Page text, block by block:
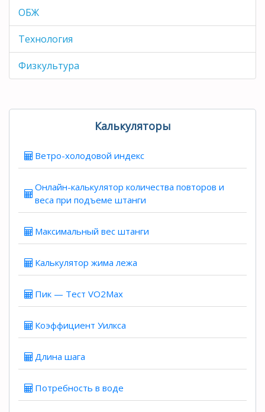
ОБЖ
Технология
Физкультура
Калькуляторы
Ветро-холодовой индекс
Онлайн-калькулятор количества повторов и
веса при подъеме штанги
Максимальный вес штанги
Калькулятор жима лежа
Пик — Тест VO2Max
Коэффициент Уилкса
Длина шага
Потребность в воде